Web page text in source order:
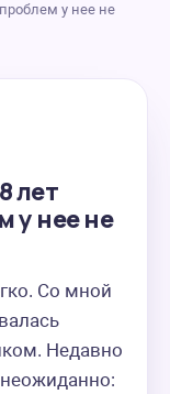
у нее не
лет
у нее не
Со мной
Недавно